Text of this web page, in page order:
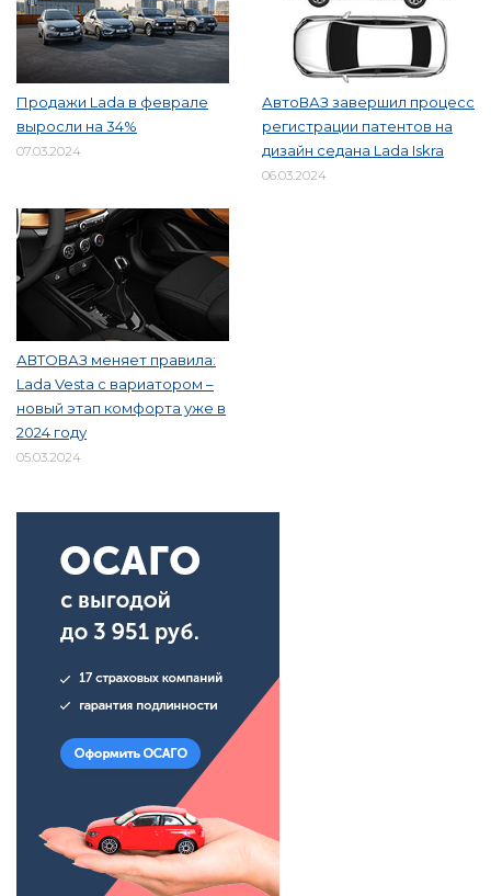
Продажи Lada в феврале
выросли на 34%
07.03.2024
АвтоВАЗ завершил процесс
регистрации патентов на
дизайн седана Lada Iskra
06.03.2024
АВТОВАЗ меняет правила:
Lada Vesta с вариатором –
новый этап комфорта уже в
2024 году
05.03.2024